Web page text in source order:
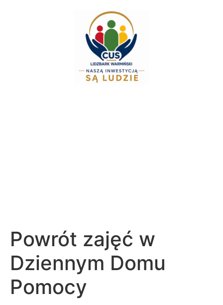
Powrót zajęć w
Dziennym Domu
Pomocy